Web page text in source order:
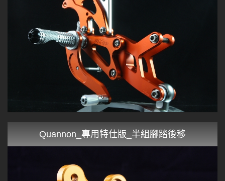
Quannon_專用特仕版_半組腳踏後移